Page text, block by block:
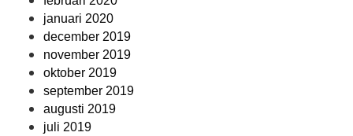
januari 2020
december 2019
november 2019
oktober 2019
september 2019
augusti 2019
juli 2019